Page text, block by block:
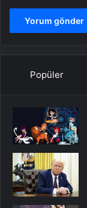
Popüler